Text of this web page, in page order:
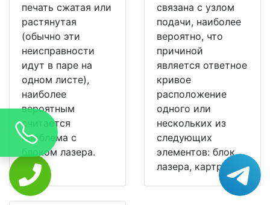
печать сжатая или
растянутая
(обычно эти
неисправности
идут в паре на
одном листе),
наиболее
вероятным
считается
проблема с
блоком лазера.
связана с узлом
подачи, наиболее
вероятно, что
причиной
является ответное
кривое
расположение
одного или
нескольких из
следующих
элементов: блок
лазера, картридж.